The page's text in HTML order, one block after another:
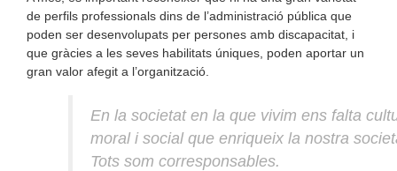
de perfils professionals dins de l’administració pública que
poden ser desenvolupats per persones amb discapacitat, i
que gràcies a les seves habilitats úniques, poden aportar un
gran valor afegit a l’organització.
En la societat en la que vivim ens falta
moral i social que enriqueix la nostra
Tots som corresponsables.